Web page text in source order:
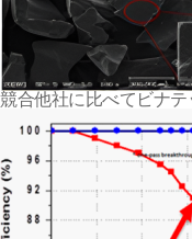
競合他社に比べてビナ